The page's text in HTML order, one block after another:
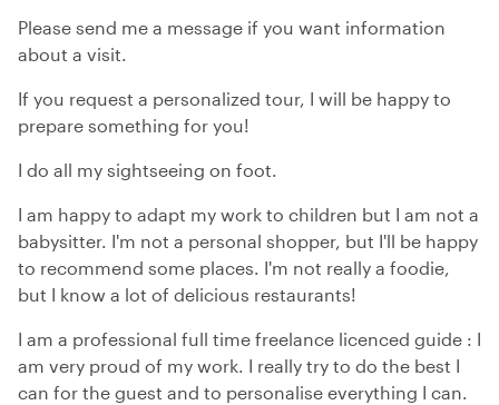
Please send me a message if you want information
about a visit.
If you request a personalized tour, I will be happy to
prepare something for you!
I do all my sightseeing on foot.
I am happy to adapt my work to children but I am not a
babysitter. I'm not a personal shopper, but I'll be happy
to recommend some places. I'm not really a foodie,
but I know a lot of delicious restaurants!
I am a professional full time freelance licenced guide : I
am very proud of my work. I really try to do the best I
can for the guest and to personalise everything I can.